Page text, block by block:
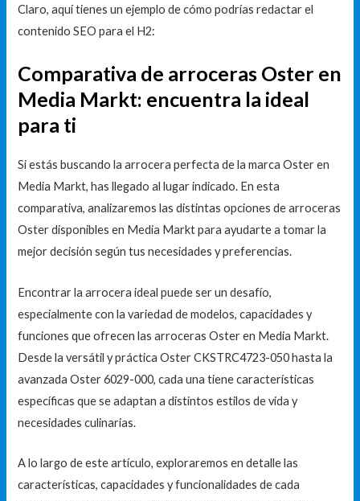
Claro, aquí tienes un ejemplo de cómo podrías redactar el
contenido SEO para el H2:
Comparativa de arroceras Oster en
Media Markt: encuentra la ideal
para ti
Si estás buscando la arrocera perfecta de la marca Oster en
Media Markt, has llegado al lugar indicado. En esta
comparativa, analizaremos las distintas opciones de arroceras
Oster disponibles en Media Markt para ayudarte a tomar la
mejor decisión según tus necesidades y preferencias.
Encontrar la arrocera ideal puede ser un desafío,
especialmente con la variedad de modelos, capacidades y
funciones que ofrecen las arroceras Oster en Media Markt.
Desde la versátil y práctica Oster CKSTRC4723-050 hasta la
avanzada Oster 6029-000, cada una tiene características
específicas que se adaptan a distintos estilos de vida y
necesidades culinarias.
A lo largo de este artículo, exploraremos en detalle las
características, capacidades y funcionalidades de cada